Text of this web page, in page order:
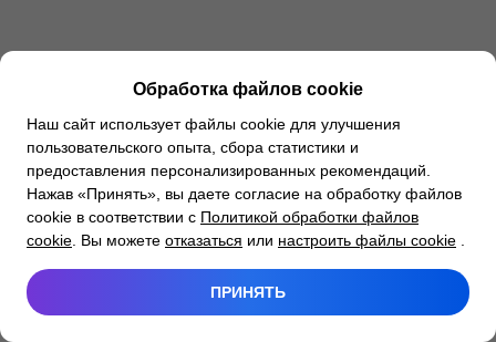
Обработка файлов cookie
Наш сайт использует файлы cookie для улучшения
пользовательского опыта, сбора статистики и
предоставления персонализированных рекомендаций.
Нажав «Принять», вы даете согласие на обработку файлов
cookie в соответствии с Политикой обработки файлов
cookie . Вы можете отказаться или настроить файлы cookie
ПРИНЯТЬ